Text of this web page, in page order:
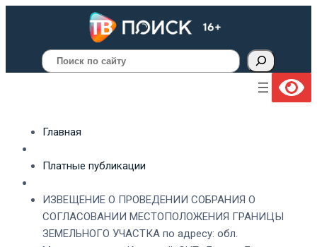
Поиск
Главная
Платные публикации
ИЗВЕЩЕНИЕ О ПРОВЕДЕНИИ СОБРАНИЯ О
СОГЛАСОВАНИИ МЕСТОПОЛОЖЕНИЯ ГРАНИЦЫ
ЗЕМЕЛЬНОГО УЧАСТКА по адресу: обл.